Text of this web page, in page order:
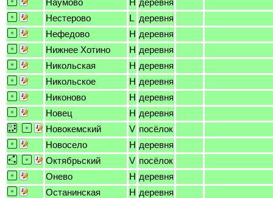
Нестерово
L деревня
Нефедово
H деревня
Нижнее Хотино
H деревня
Никольская
H деревня
Никольское
H деревня
Никоново
H деревня
Новец
H деревня
Новокемский
V посёлок
Новосело
H деревня
Октябрьский
V посёлок
Онево
H деревня
Останинская
H деревня